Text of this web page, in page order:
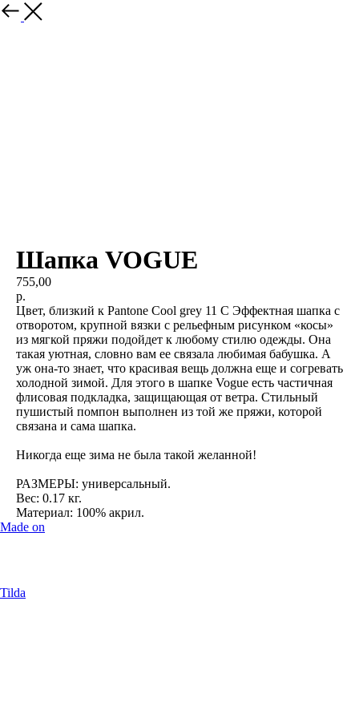
Шапка VOGUE
755,00
р.
Цвет, близкий к Pantone Cool grey 11 C Эффектная шапка с
отворотом, крупной вязки с рельефным рисунком «косы»
из мягкой пряжи подойдет к любому стилю одежды. Она
такая уютная, словно вам ее связала любимая бабушка. А
уж она-то знает, что красивая вещь должна еще и согревать
холодной зимой. Для этого в шапке Vogue есть частичная
флисовая подкладка, защищающая от ветра. Стильный
пушистый помпон выполнен из той же пряжи, которой
связана и сама шапка.
Никогда еще зима не была такой желанной!
РАЗМЕРЫ: универсальный.
Вес: 0.17 кг.
Материал: 100% акрил.
Made on
Tilda